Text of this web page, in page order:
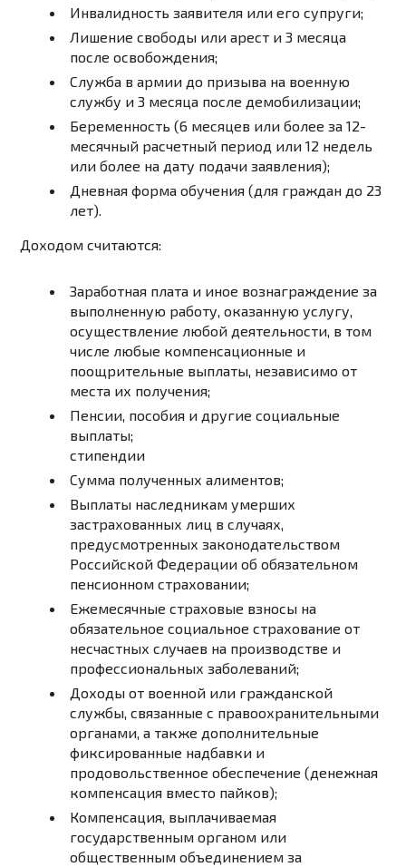
Инвалидность заявителя или его супруги;
Лишение свободы или арест и 3 месяца
после освобождения;
Служба в армии до призыва на военную
службу и 3 месяца после демобилизации;
Беременность (6 месяцев или более за 12-
месячный расчетный период или 12 недель
или более на дату подачи заявления);
Дневная форма обучения (для граждан до 23
лет).
Доходом считаются:
Заработная плата и иное вознаграждение за
выполненную работу, оказанную услугу,
осуществление любой деятельности, в том
числе любые компенсационные и
поощрительные выплаты, независимо от
места их получения;
Пенсии, пособия и другие социальные
выплаты;
стипендии
Сумма полученных алиментов;
Выплаты наследникам умерших
застрахованных лиц в случаях,
предусмотренных законодательством
Российской Федерации об обязательном
пенсионном страховании;
Ежемесячные страховые взносы на
обязательное социальное страхование от
несчастных случаев на производстве и
профессиональных заболеваний;
Доходы от военной или гражданской
службы, связанные с правоохранительными
органами, а также дополнительные
фиксированные надбавки и
продовольственное обеспечение (денежная
компенсация вместо пайков);
Компенсация, выплачиваемая
государственным органом или
общественным объединением за